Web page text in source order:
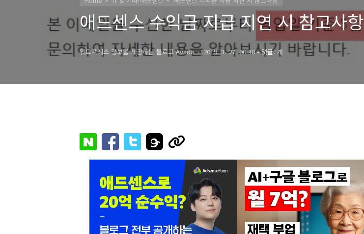
애드센스 수익금 지급 지연 시 참고사항
워드프레스 정보를 제공하는 블로그 Avada 2019. 3. 27. 00:30 • 댓글: 개